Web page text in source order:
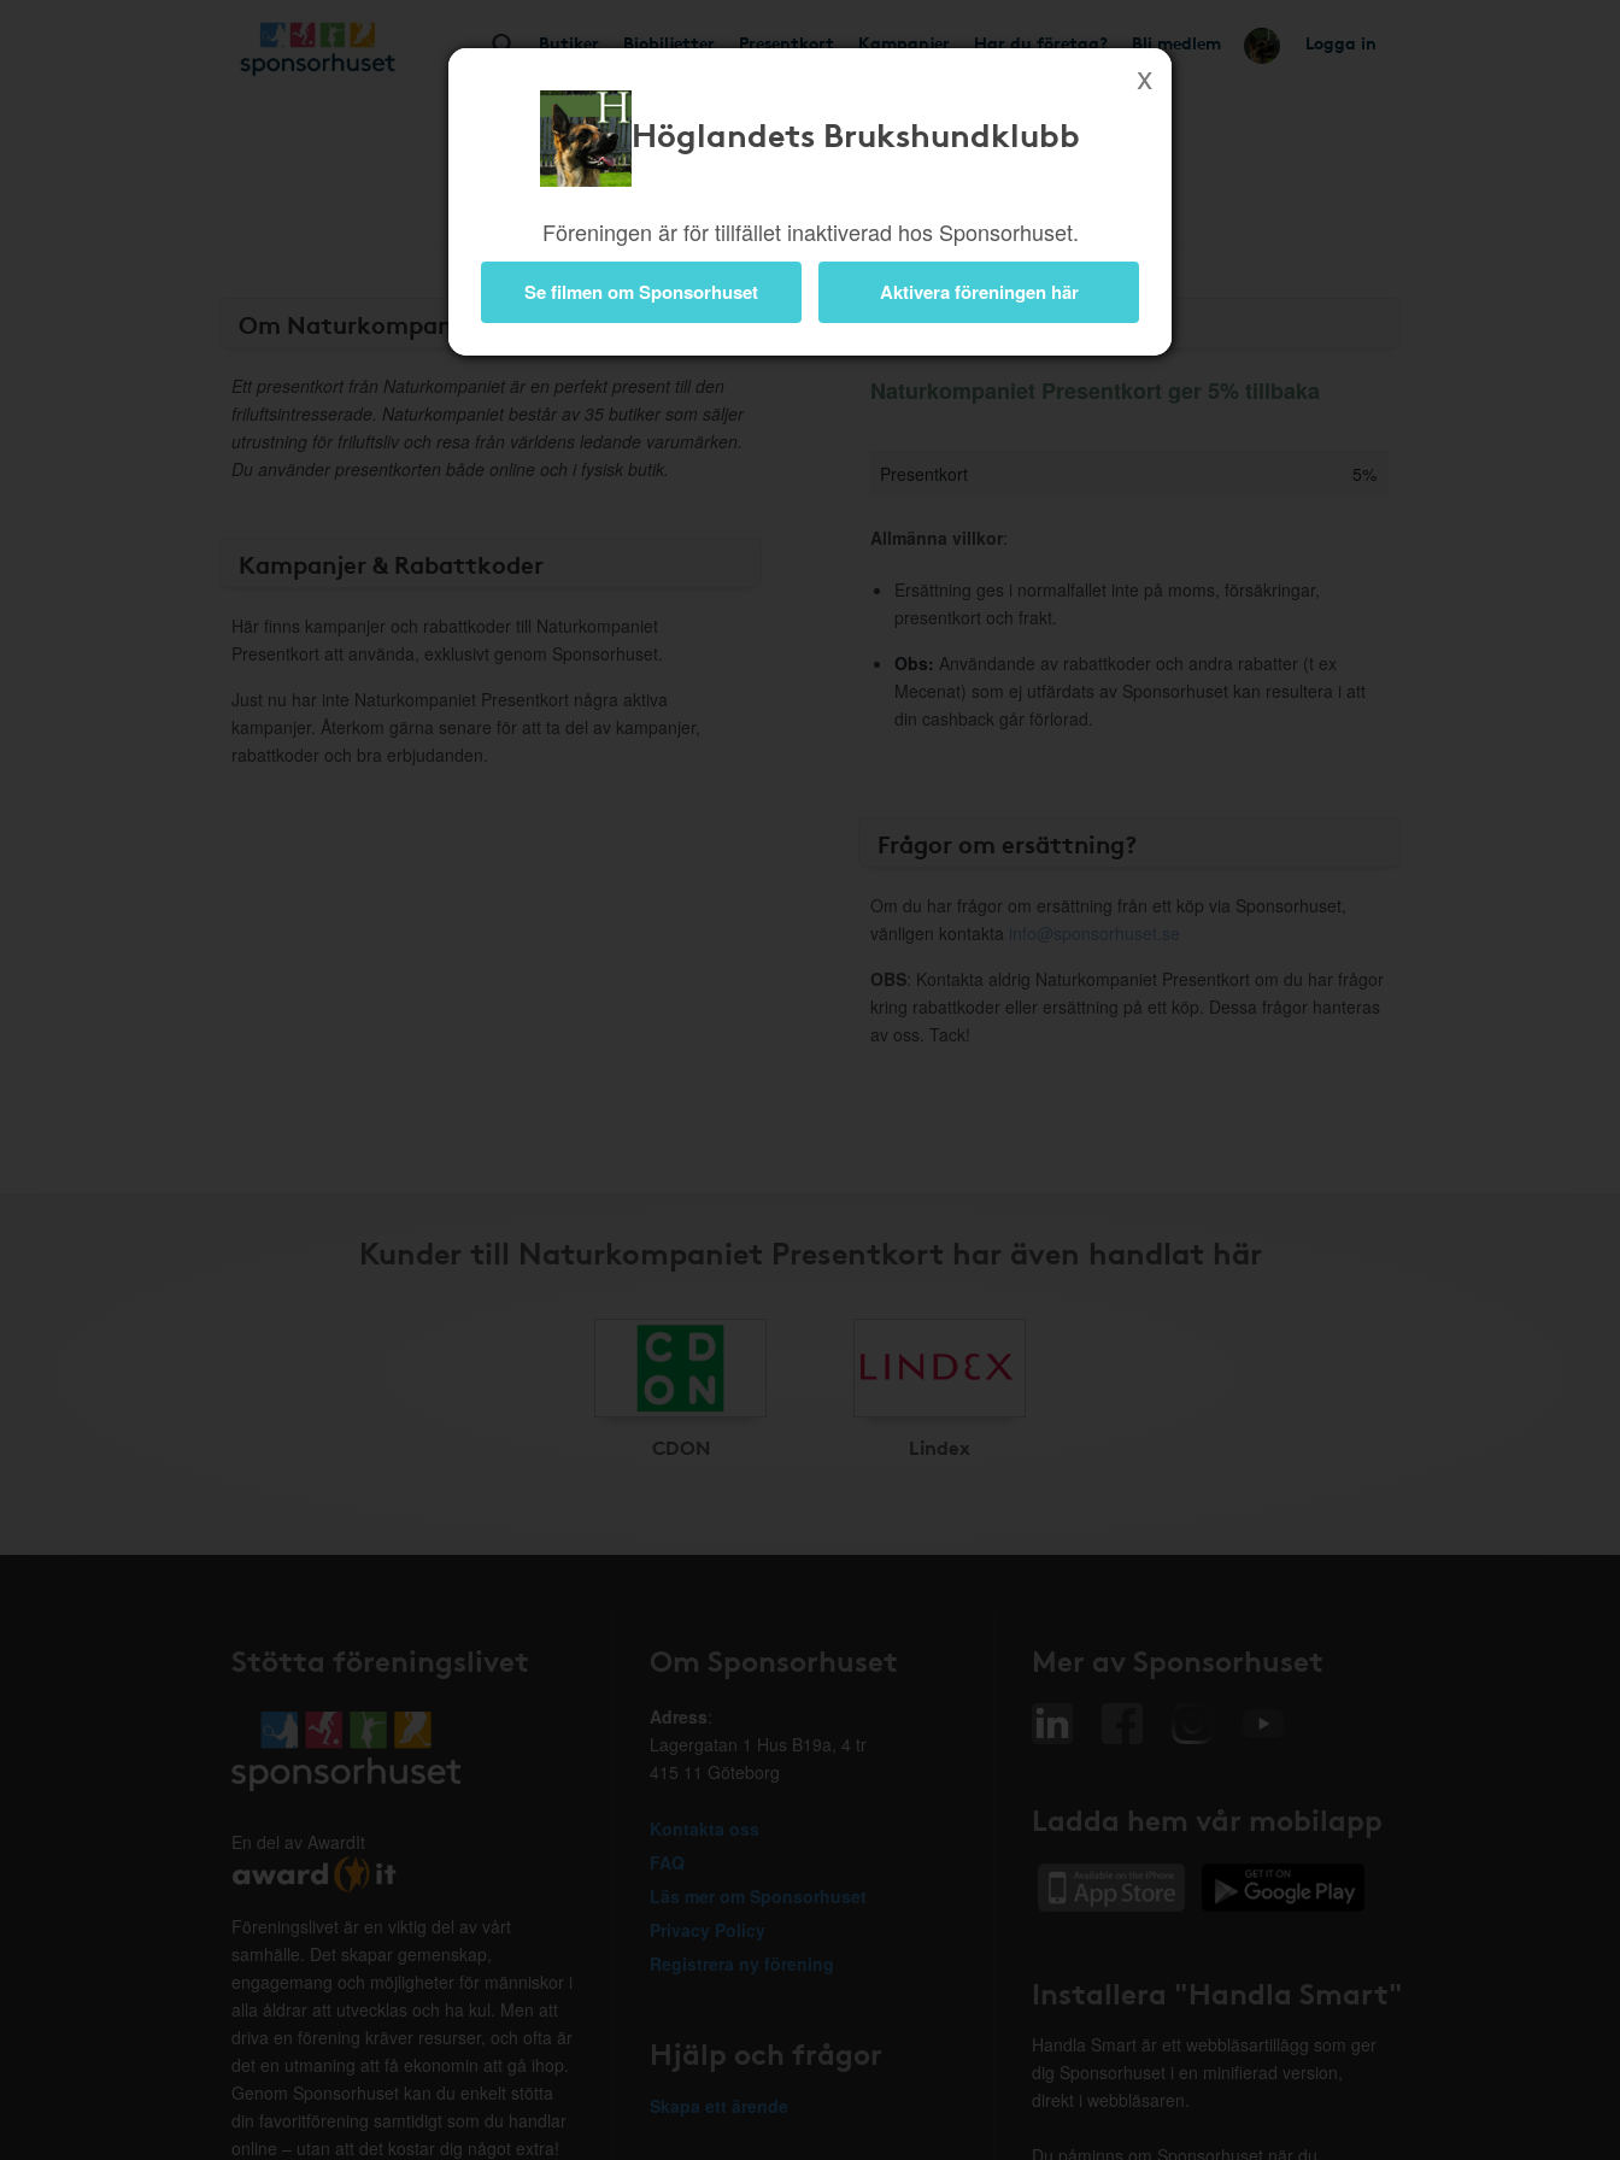
Butiker Biobiljetter Presentkort Kampanjer Har du företag? Bli medlem Logga in
Höglandets Brukshundklubb
Föreningen är för tillfället inaktiverad hos Sponsorhuset.
Se filmen om Sponsorhuset Aktivera föreningen här
Om Naturkompaniet Presentkort
Ett presentkort från Naturkompaniet är en perfekt present till den
friluftsintresserade. Naturkompaniet består av 35 butiker som säljer
utrustning för friluftsliv och resa från världens ledande varumärken.
Du använder presentkorten både online och i fysisk butik.
Kampanjer & Rabattkoder
Här finns kampanjer och rabattkoder till Naturkompaniet
Presentkort att använda, exklusivt genom Sponsorhuset.
Just nu har inte Naturkompaniet Presentkort några aktiva
kampanjer. Återkom gärna senare för att ta del av kampanjer,
rabattkoder och bra erbjudanden.
Information
Naturkompaniet Presentkort ger 5% tillbaka
Presentkort 5%
Allmänna villkor:
Ersättning ges i normalfallet inte på moms, försäkringar,
presentkort och frakt.
Obs: Användande av rabattkoder och andra rabatter (t ex
Mecenat) som ej utfärdats av Sponsorhuset kan resultera i att
din cashback går förlorad.
Frågor om ersättning?
Om du har frågor om ersättning från ett köp via Sponsorhuset,
vänligen kontakta info@sponsorhuset.se
OBS: Kontakta aldrig Naturkompaniet Presentkort om du har frågor
kring rabattkoder eller ersättning på ett köp. Dessa frågor hanteras
av oss. Tack!
Kunder till Naturkompaniet Presentkort har även handlat här
CDON Lindex
Stötta föreningslivet
En del av AwardIt
Föreningslivet är en viktig del av vårt
samhälle. Det skapar gemenskap,
engagemang och möjligheter för människor i
alla åldrar att utvecklas och ha kul. Men att
driva en förening kräver resurser, och ofta är
det en utmaning att få ekonomin att gå ihop.
Genom Sponsorhuset kan du enkelt stötta
din favoritförening samtidigt som du handlar
online – utan att det kostar dig något extra!
Om Sponsorhuset
Adress:
Lagergatan 1 Hus B19a, 4 tr
415 11 Göteborg
Kontakta oss
FAQ
Läs mer om Sponsorhuset
Privacy Policy
Registrera ny förening
Hjälp och frågor
Skapa ett ärende
Mer av Sponsorhuset
Ladda hem vår mobilapp
Installera "Handla Smart"
Handla Smart är ett webbläsartillägg som ger
dig Sponsorhuset i en minifierad version,
direkt i webbläsaren.